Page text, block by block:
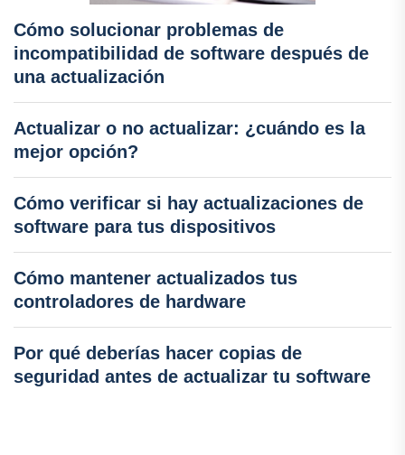
Cómo solucionar problemas de
incompatibilidad de software después de
una actualización
Actualizar o no actualizar: ¿cuándo es la
mejor opción?
Cómo verificar si hay actualizaciones de
software para tus dispositivos
Cómo mantener actualizados tus
controladores de hardware
Por qué deberías hacer copias de
seguridad antes de actualizar tu software